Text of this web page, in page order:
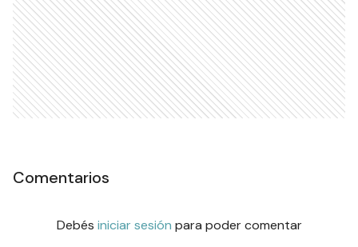
Comentarios
Debés iniciar sesión para poder comentar